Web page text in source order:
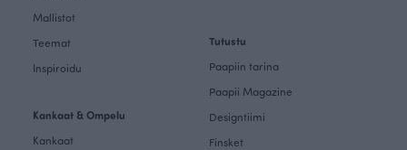
Mallistot
Teemat
Inspiroidu
Kankaat & Ompelu
Kankaat
Tutustu
Paapiin tarina
Paapii Magazine
Designtiimi
Finsket